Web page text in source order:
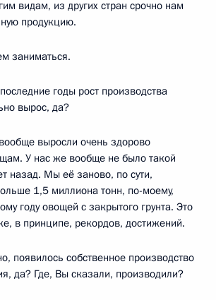
видам, из других стран срочно нам
продукцию.
заниматься.
годы рост производства
вырос, да?
выросли очень здорово
У нас же вообще не было такой
назад. Мы её заново, по сути,
1,5 миллиона тонн, по-моему,
году овощей с закрытого грунта. Это
в принципе, рекордов, достижений.
появилось собственное производство
да? Где, Вы сказали, производили?